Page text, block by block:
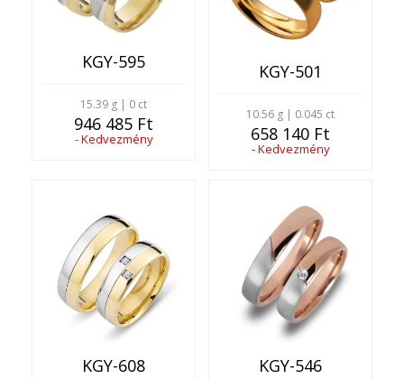
KGY-595
15.39 g | 0 ct
946 485 Ft
- Kedvezmény
KGY-501
10.56 g | 0.045 ct
658 140 Ft
- Kedvezmény
KGY-608 KGY-546